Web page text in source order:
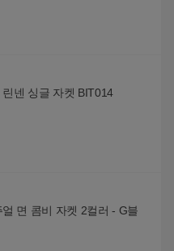
넨 싱글 자켓 BIT014
면 콤비 자켓 2컬러 - G블